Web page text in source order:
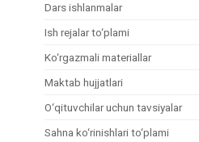
Dars ishlanmalar
Ish rejalar to‘plami
Ko‘rgazmali materiallar
Maktab hujjatlari
O‘qituvchilar uchun tavsiyalar
Sahna ko‘rinishlari to‘plami